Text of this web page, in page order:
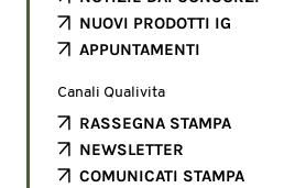
NUOVI PRODOTTI IG
APPUNTAMENTI
Canali Qualivita
RASSEGNA STAMPA
NEWSLETTER
COMUNICATI STAMPA